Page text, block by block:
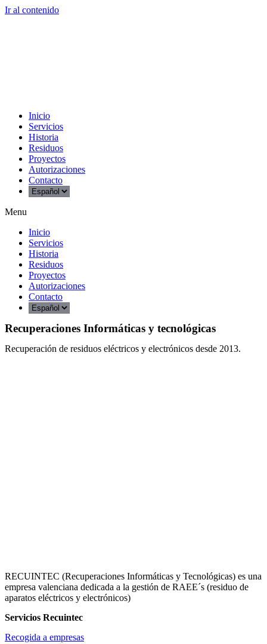
Ir al contenido
Inicio
Servicios
Historia
Residuos
Proyectos
Autorizaciones
Contacto
Menu
Inicio
Servicios
Historia
Residuos
Proyectos
Autorizaciones
Contacto
Recuperaciones Informáticas y tecnológicas
Recuperación de residuos eléctricos y electrónicos desde 2013.
RECUINTEC (Recuperaciones Informáticas y Tecnológicas) es una
empresa valenciana dedicada a la gestión de RAEE´s (residuo de
aparatos eléctricos y electrónicos)
Servicios Recuintec
Recogida a empresas